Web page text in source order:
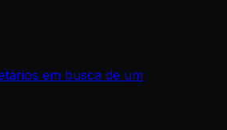
em busca de um